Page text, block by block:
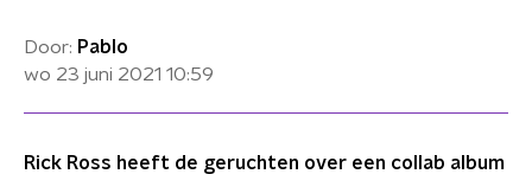
Door: Pablo
wo 23 juni 2021 10:59
Rick Ross heeft de geruchten over een collab album